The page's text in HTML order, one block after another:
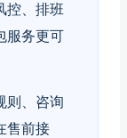
控、排班
服务更可
则、咨询
售前接